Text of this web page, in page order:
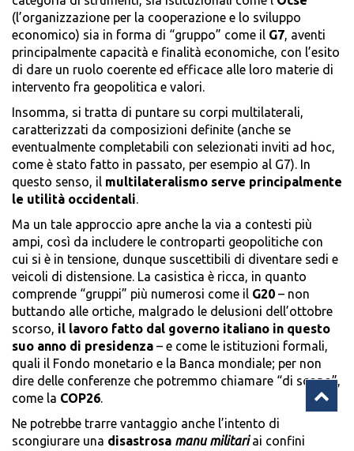
(l’organizzazione per la cooperazione e lo sviluppo
economico) sia in forma di “gruppo” come il G7, aventi
principalmente capacità e finalità economiche, con l’esito
di dare un ruolo coerente ed efficace alle loro materie di
intervento fra geopolitica e valori.
Insomma, si tratta di puntare su corpi multilaterali,
caratterizzati da composizioni definite (anche se
eventualmente completabili con selezionati inviti ad hoc,
come è stato fatto in passato, per esempio al G7). In
questo senso, il multilateralismo serve principalmente
le utilità occidentali.
Ma un tale approccio apre anche la via a contesti più
ampi, così da includere le controparti geopolitiche con
cui si è in tensione, dunque suscettibili di diventare sedi e
veicoli di distensione. La casistica è ricca, in quanto
comprende “gruppi” più numerosi come il G20 – non
buttando alle ortiche, malgrado le delusioni dell’ottobre
scorso, il lavoro fatto dal governo italiano in questo
suo anno di presidenza – e come le istituzioni formali,
quali il Fondo monetario e la Banca mondiale; per non
dire delle conferenze che potremmo chiamare “di scopo”,
come la COP26.
Ne potrebbe trarre vantaggio anche l’intento di
scongiurare una disastrosa manu militariai confini